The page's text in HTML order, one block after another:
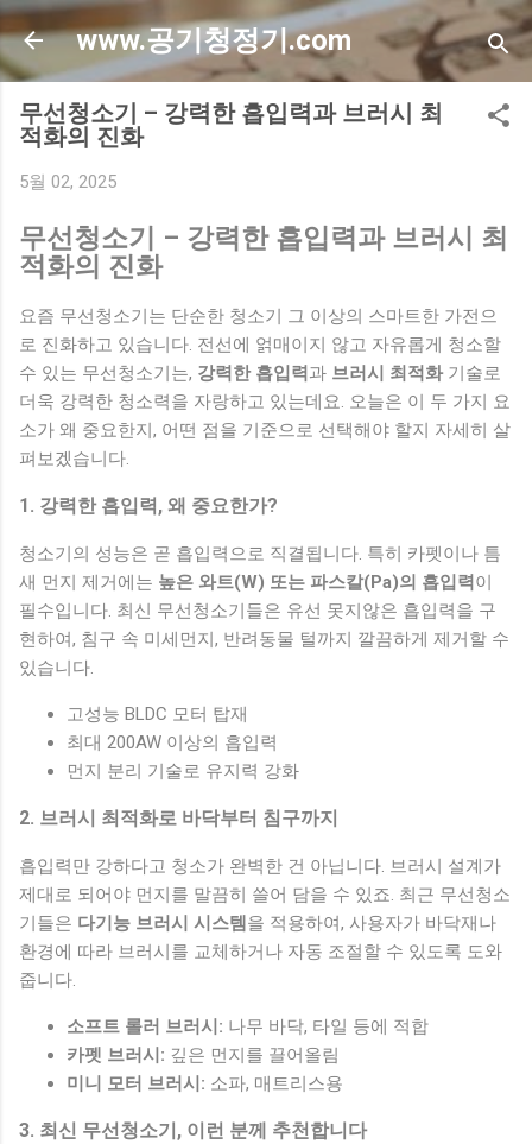
기본 콘텐츠로 건너뛰기
www.공기청정기.com
무선청소기 – 강력한 흡입력과 브러시 최
적화의 진화
5월 02, 2025
무선청소기 – 강력한 흡입력과 브러시 최
적화의 진화
요즘 무선청소기는 단순한 청소기 그 이상의 스마트한 가전으
로 진화하고 있습니다. 전선에 얽매이지 않고 자유롭게 청소할
수 있는 무선청소기는, 강력한 흡입력 과 브러시 최적화기술로
더욱 강력한 청소력을 자랑하고 있는데요. 오늘은 이 두 가지 요
소가 왜 중요한지, 어떤 점을 기준으로 선택해야 할지 자세히 살
펴보겠습니다.
1. 강력한 흡입력, 왜 중요한가?
청소기의 성능은 곧 흡입력으로 직결됩니다. 특히 카펫이나 틈
새 먼지 제거에는 높은 와트(W) 또는 파스칼(Pa)의 흡입력 이
필수입니다. 최신 무선청소기들은 유선 못지않은 흡입력을 구
현하여, 침구 속 미세먼지, 반려동물 털까지 깔끔하게 제거할 수
있습니다.
고성능 BLDC 모터 탑재
최대 200AW 이상의 흡입력
먼지 분리 기술로 유지력 강화
2. 브러시 최적화로 바닥부터 침구까지
흡입력만 강하다고 청소가 완벽한 건 아닙니다. 브러시 설계가
제대로 되어야 먼지를 말끔히 쓸어 담을 수 있죠. 최근 무선청소
기들은 다기능 브러시 시스템 을 적용하여, 사용자가 바닥재나
환경에 따라 브러시를 교체하거나 자동 조절할 수 있도록 도와
줍니다.
소프트 롤러 브러시: 나무 바닥, 타일 등에 적합
카펫 브러시: 깊은 먼지를 끌어올림
미니 모터 브러시: 소파, 매트리스용
3. 최신 무선청소기, 이런 분께 추천합니다